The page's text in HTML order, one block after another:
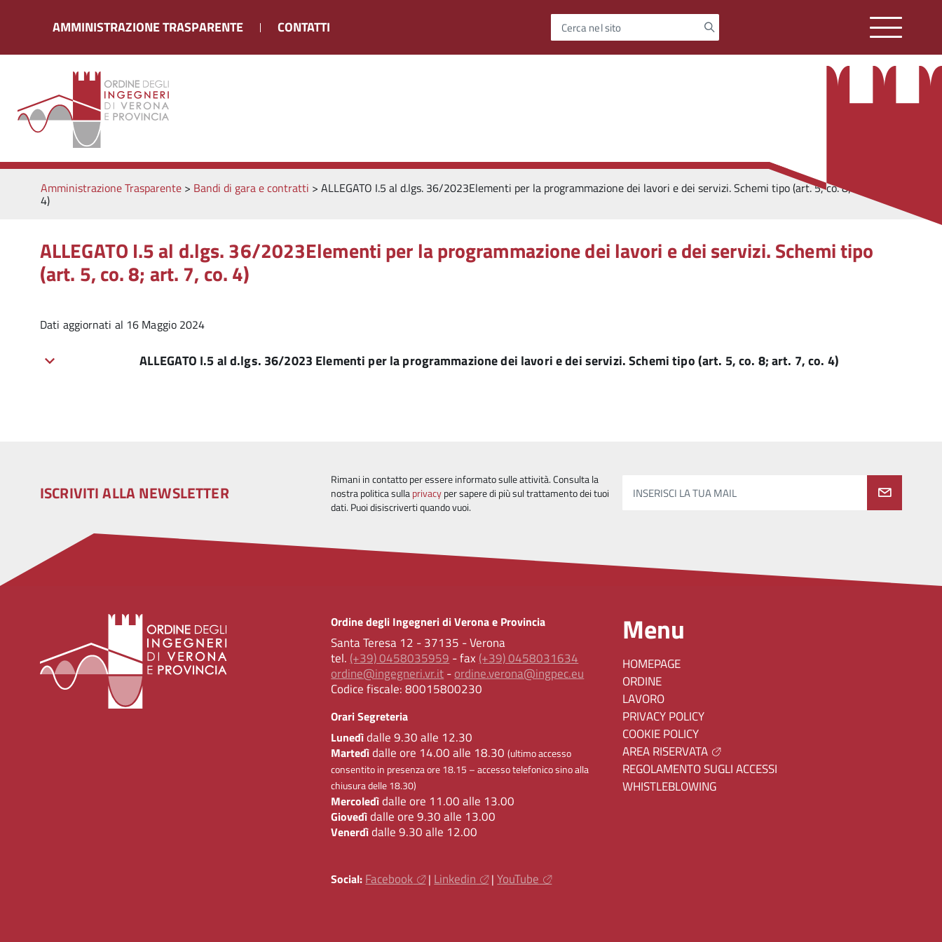
AMMINISTRAZIONE TRASPARENTE CONTATTI Cerca nel sito
Amministrazione Trasparente> Bandi di gara e contratti > ALLEGATO I.5 al d.lgs. 36/2023Elementi per la programmazione dei lavori e dei servizi. Schemi tipo (art. 5, co. 8; art. 7, co.
4)
ALLEGATO I.5 al d.lgs. 36/2023Elementi per la programmazione dei lavori e dei servizi. Schemi tipo
(art. 5, co. 8; art. 7, co. 4)
Dati aggiornati al 16 Maggio 2024
ALLEGATO I.5 al d.lgs. 36/2023 Elementi per la programmazione dei lavori e dei servizi. Schemi tipo (art. 5, co. 8; art. 7, co. 4)
ISCRIVITI ALLA NEWSLETTER
Rimani in contatto per essere informato sulle attività. Consulta la
nostra politica sullaprivacyper sapere di più sul trattamento dei tuoi
dati. Puoi disiscriverti quando vuoi.
INSERISCI LA TUA MAIL
Ordine degli Ingegneri di Verona e Provincia
Santa Teresa 12 - 37135 - Verona
tel. (+39) 0458035959 - fax (+39) 0458031634
ordine@ingegneri.vr.it-ordine.verona@ingpec.eu
Codice fiscale:80015800230
Orari Segreteria
Lunedìdalle 9.30 alle 12.30
Martedìdalle ore 14.00 alle 18.30(ultimo accesso
consentito in presenza ore 18.15 – accesso telefonico sino alla
chiusura delle 18.30)
Mercoledìdalle ore 11.00 alle 13.00
Giovedìdalle ore 9.30 alle 13.00
Venerdìdalle 9.30 alle 12.00
Social: Facebook | Linkedin |YouTube
Menu
HOMEPAGE
ORDINE
LAVORO
PRIVACY POLICY
COOKIE POLICY
AREA RISERVATA
REGOLAMENTO SUGLI ACCESSI
WHISTLEBLOWING